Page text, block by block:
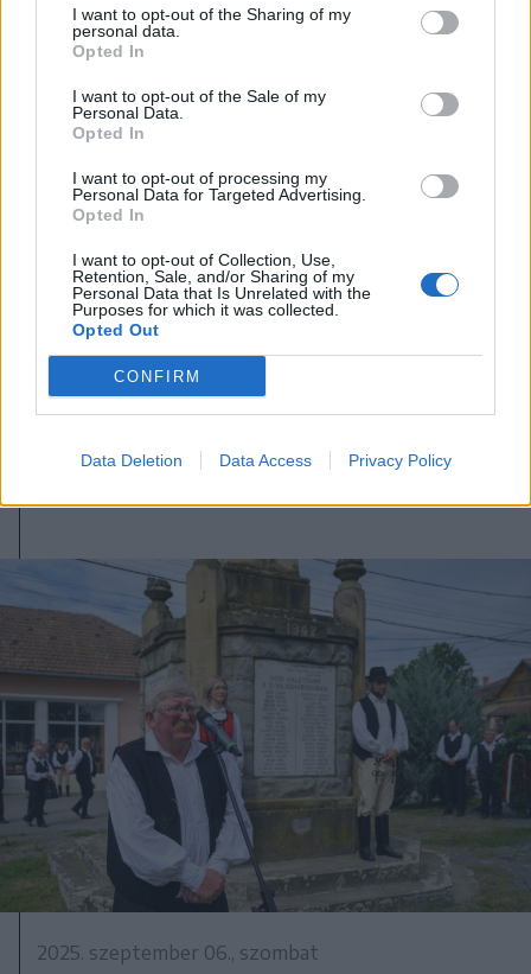
I want to opt-out of the Sharing of my
personal data.
Opted In
I want to opt-out of the Sale of my
Personal Data.
Opted In
I want to opt-out of processing my
Personal Data for Targeted Advertising.
Opted In
I want to opt-out of Collection, Use,
Retention, Sale, and/or Sharing of my
Personal Data that Is Unrelated with the
Purposes for which it was collected.
Opted Out
CONFIRM
Data Deletion Data Access Privacy Policy
2025. szeptember 08., hétfő
Septemberfest puliszkával,
főzőversennyel
2025. szeptember 06., szombat